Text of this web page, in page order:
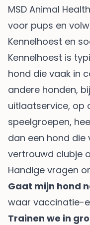
MSD Animal
voor pups en
Kennelhoest en
Kennelhoest is
hond die vaak in
andere honden,
uitlaatservice, op
speelgroepen,
dan een hond die
vertrouwd clubje
Handige vragen
Gaat mijn hond
waar vaccinatie-
Trainen we in